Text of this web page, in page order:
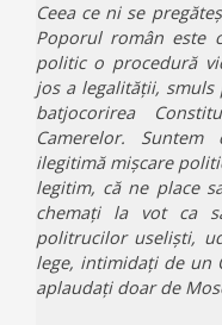
Ceea ce ni se
Poporul român este
politic o procedură
jos a legalității,
batjocorirea
Camerelor.
ilegitimă mișcare
legitim, că ne place
chemați la vot ca
politrucilor useliști,
lege, intimidați de un
aplaudați doar de